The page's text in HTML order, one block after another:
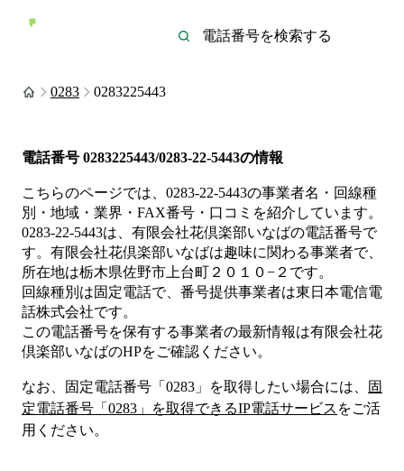
0283 0283225443
電話番号 0283225443/0283-22-5443の情報
こちらのページでは、 0283-22-5443の事業者名・回線種
別・地域・業界・FAX番号・口コミを紹介しています。
0283-22-5443は、 有限会社花倶楽部いなばの電話番号で
す。 有限会社花倶楽部いなばは趣味に関わる事業者で、
所在地は栃木県佐野市上台町２０１０−２ です。
回線種別は固定電話で、番号提供事業者は東日本電信電
話株式会社です。
この電話番号を保有する事業者の最新情報は有限会社花
倶楽部いなばのHPをご確認ください。
なお、固定電話番号「 0283 」を取得したい場合には、
固
定電話番号「 0283 」を取得できるIP電話サービス をご活
用ください。